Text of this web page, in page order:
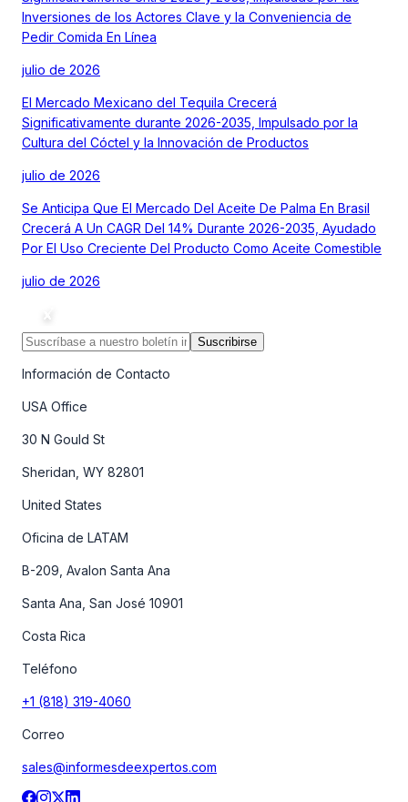
Inversiones de los Actores Clave y la Conveniencia de
Pedir Comida En Línea
julio de 2026
El Mercado Mexicano del Tequila Crecerá
Significativamente durante 2026-2035, Impulsado por la
Cultura del Cóctel y la Innovación de Productos
julio de 2026
Se Anticipa Que El Mercado Del Aceite De Palma En Brasil
Crecerá A Un CAGR Del 14% Durante 2026-2035, Ayudado
Por El Uso Creciente Del Producto Como Aceite Comestible
julio de 2026
Suscribirse
Información de Contacto
USA Office
30 N Gould St
Sheridan, WY 82801
United States
Oficina de LATAM
B-209, Avalon Santa Ana
Santa Ana, San José 10901
Costa Rica
Teléfono
+1 (818) 319-4060
Correo
sales@informesdeexpertos.com